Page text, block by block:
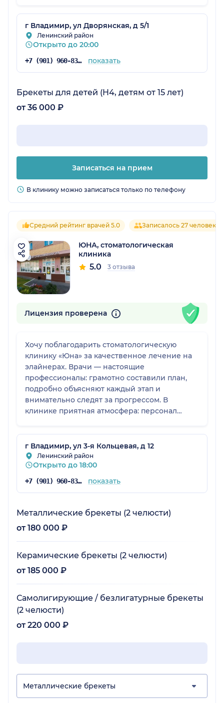
г Владимир, ул Дворянская, д 5/1
Ленинский район
Открыто до 20:00
+7 (901) 960-83-58 показать
Брекеты для детей (H4, детям от 15 лет)
от 36 000 ₽
Записаться на прием
В клинику можно записаться только по телефону
Средний рейтинг врачей 5.0 Записалось 27 человек
ЮНА, стоматологическая
клиника
5.0 3 отзыва
Лицензия проверена
Хочу поблагодарить стоматологическую
клинику «Юна» за качественное лечение на
элайнерах. Врачи — настоящие
профессионалы: грамотно составили план,
подробно объясняют каждый этап и
внимательно следят за прогрессом. В
клинике приятная атмосфера: персонал
всё организовано чётко — без лишнего
стресса. Уже заметны первые
положительные изменения: улыбка
постепенно становится ровнее. Большое
спасибо команде «Юны» за профессионализм
г Владимир, ул 3-я Кольцевая, д 12
Ленинский район
Открыто до 18:00
+7 (901) 960-83-56 показать
Металлические брекеты (2 челюсти)
от 180 000 ₽
Керамические брекеты (2 челюсти)
от 185 000 ₽
Самолигирующие / безлигатурные брекеты
(2 челюсти)
от 220 000 ₽
Металлические брекеты